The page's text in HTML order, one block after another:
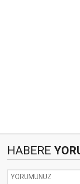
HABERE